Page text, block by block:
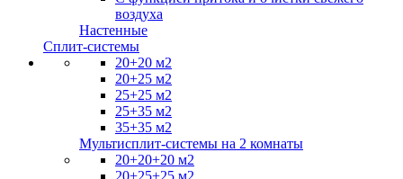
воздуха
Настенные
Сплит-системы
20+20 м2
20+25 м2
25+25 м2
25+35 м2
35+35 м2
Мультисплит-системы на 2 комнаты
20+20+20 м2
20+25+25 м2